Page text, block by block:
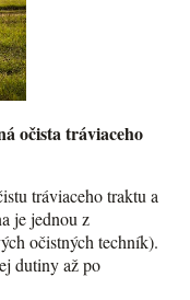
očista tráviaceho
tráviaceho traktu a
je jednou z
očistných techník).
dutiny až po